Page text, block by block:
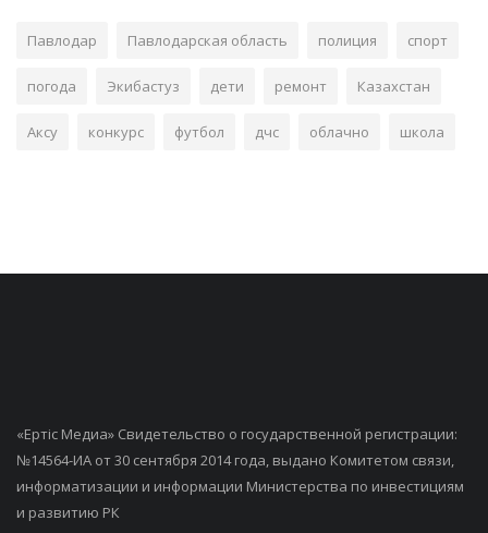
Павлодар Павлодарская область полиция спорт
погода Экибастуз дети ремонт Казахстан
Аксу конкурс футбол дчс облачно школа
«Ертiс Медиа» Свидетельство о государственной регистрации:
№14564-ИА от 30 сентября 2014 года, выдано Комитетом связи,
информатизации и информации Министерства по инвестициям
и развитию РК